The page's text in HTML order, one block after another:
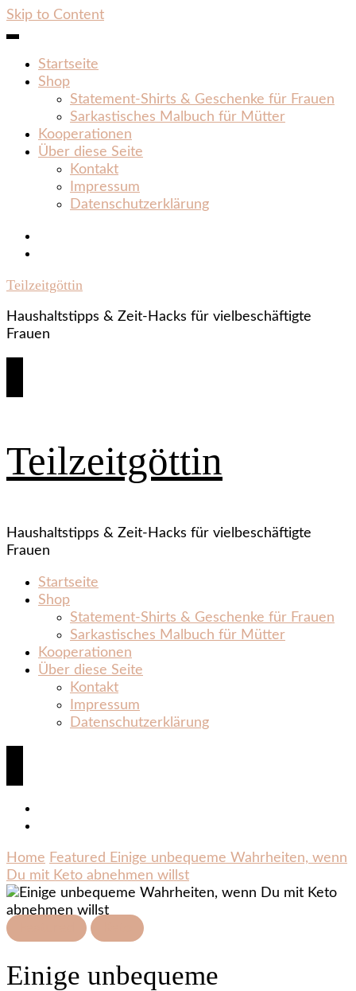
Skip to Content
Startseite
Shop
Statement‑Shirts & Geschenke für Frauen
Sarkastisches Malbuch für Mütter
Kooperationen
Über diese Seite
Kontakt
Impressum
Datenschutzerklärung
Teilzeitgöttin
Haushaltstipps & Zeit‑Hacks für vielbeschäftigte
Frauen
Teilzeitgöttin
Haushaltstipps & Zeit‑Hacks für vielbeschäftigte
Frauen
Startseite
Shop
Statement‑Shirts & Geschenke für Frauen
Sarkastisches Malbuch für Mütter
Kooperationen
Über diese Seite
Kontakt
Impressum
Datenschutzerklärung
Home Featured Einige unbequeme Wahrheiten, wenn
Du mit Keto abnehmen willst
Einige unbequeme